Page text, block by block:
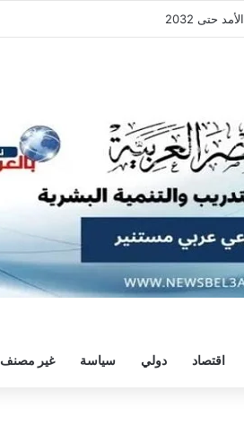
2032
اقتصاد دولي سياسة غير مصنف